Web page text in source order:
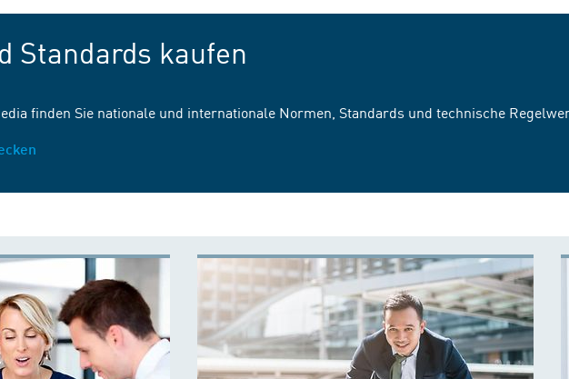
Standards kaufen
finden Sie nationale und internationale Normen, Standards und technische